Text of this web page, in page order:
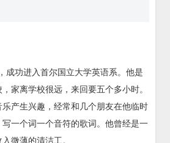
成功进入首尔国立大学英语系。他是
家离学校很远，来回要五个多小时。
产生兴趣，经常和几个朋友在他临时
一个词一个音符的歌词。他曾经是一
微薄的清洁工。